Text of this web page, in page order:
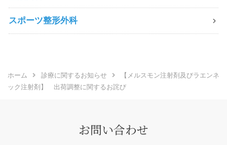
スポーツ整形外科
ホーム 診療に関するお知らせ
【メルスモン注射剤及びラエンネ
ック注射剤】 出荷調整に関するお詫び
お問い合わせ